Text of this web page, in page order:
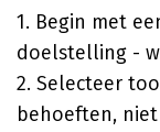
1. Begin met
doelstelling -
2. Selecteer
behoeften,